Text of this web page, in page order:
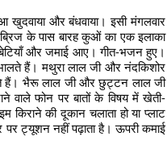
और बंधवाया। इसी मंगलवार
के पास बारह कुओं का एक इलाका
और जमाई आए। गीत-भजन हुए।
हैं। मथुरा लाल जी और नंदकिशोर
हैं। भैरू लाल जी और छुट्टन लाल जी
फोन पर बातों के विषय में खेती-
किराने की दूकान चलाता हो या प्लाट
पर ट्यूशन नहीं पढ़ाता है। ऊपरी कमाई